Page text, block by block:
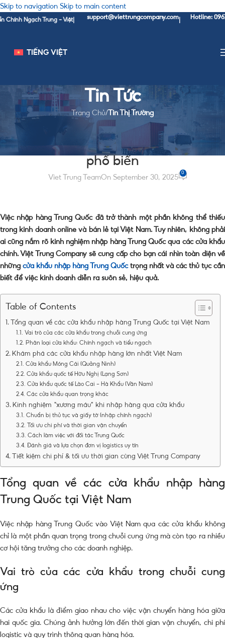
Skip to navigation Skip to main content
Ngạch Trung - Việt| support@viettrungcompany.com| Hotline: 0967 37 11
TIẾNG VIỆT
Tin Tức
Trang Chủ/ Tin Thị Trường
Cửa khẩu nhập hàng Trung Quốc
phổ biến
Viet Trung TeamOn September 30, 2025
0
Việc nhập hàng Trung Quốc đã trở thành một phần không thể thiếu
trong kinh doanh online và bán lẻ tại Việt Nam. Tuy nhiên, không phải
ai cũng nắm rõ kinh nghiệm nhập hàng Trung Quốc qua các cửa khẩu
chính. Việt Trung Company sẽ cung cấp cho bạn cái nhìn toàn diện về
những cửa khẩu nhập hàng Trung Quốc trọng nhất và các thủ tục cần
biết để việc kinh doanh diễn ra suôn sẻ, hiệu quả.
Table of Contents
Tổng quan về các cửa khẩu nhập hàng Trung Quốc tại Việt Nam
Vai trò của các cửa khẩu trong chuỗi cung ứng
Phân loại cửa khẩu: Chính ngạch và tiểu ngạch
Khám phá các cửa khẩu nhập hàng lớn nhất Việt Nam
Cửa khẩu Móng Cái (Quảng Ninh)
Cửa khẩu quốc tế Hữu Nghị (Lạng Sơn)
Cửa khẩu quốc tế Lào Cai – Hà Khẩu (Vân Nam)
Các cửa khẩu quan trọng khác
Kinh nghiệm “xương máu” khi nhập hàng qua cửa khẩu
Chuẩn bị thủ tục và giấy tờ (nhập chính ngạch)
Tối ưu chi phí và thời gian vận chuyển
Cách làm việc với đối tác Trung Quốc
Đánh giá và lựa chọn đơn vị logistics uy tín
Tiết kiệm chi phí & tối ưu thời gian cùng Việt Trung Company
Tổng quan về các cửa khẩu nhập hàng
Trung Quốc tại Việt Nam
Việc nhập hàng Trung Quốc vào Việt Nam qua các cửa khẩu không
chỉ là một phần quan trọng trong chuỗi cung ứng mà còn tạo ra nhiều
cơ hội tăng trưởng cho các doanh nghiệp.
Vai trò của các cửa khẩu trong chuỗi cung
ứng
Các cửa khẩu là điểm giao nhau cho việc vận chuyển hàng hóa giữa
hai quốc gia. Chúng ảnh hưởng lớn đến thời gian vận chuyển, chi phí
logistic và quy trình thông quan hàng hóa.